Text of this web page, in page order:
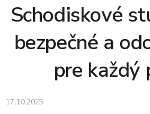
Schodiskové
bezpečné a
pre každý
17.10.2025